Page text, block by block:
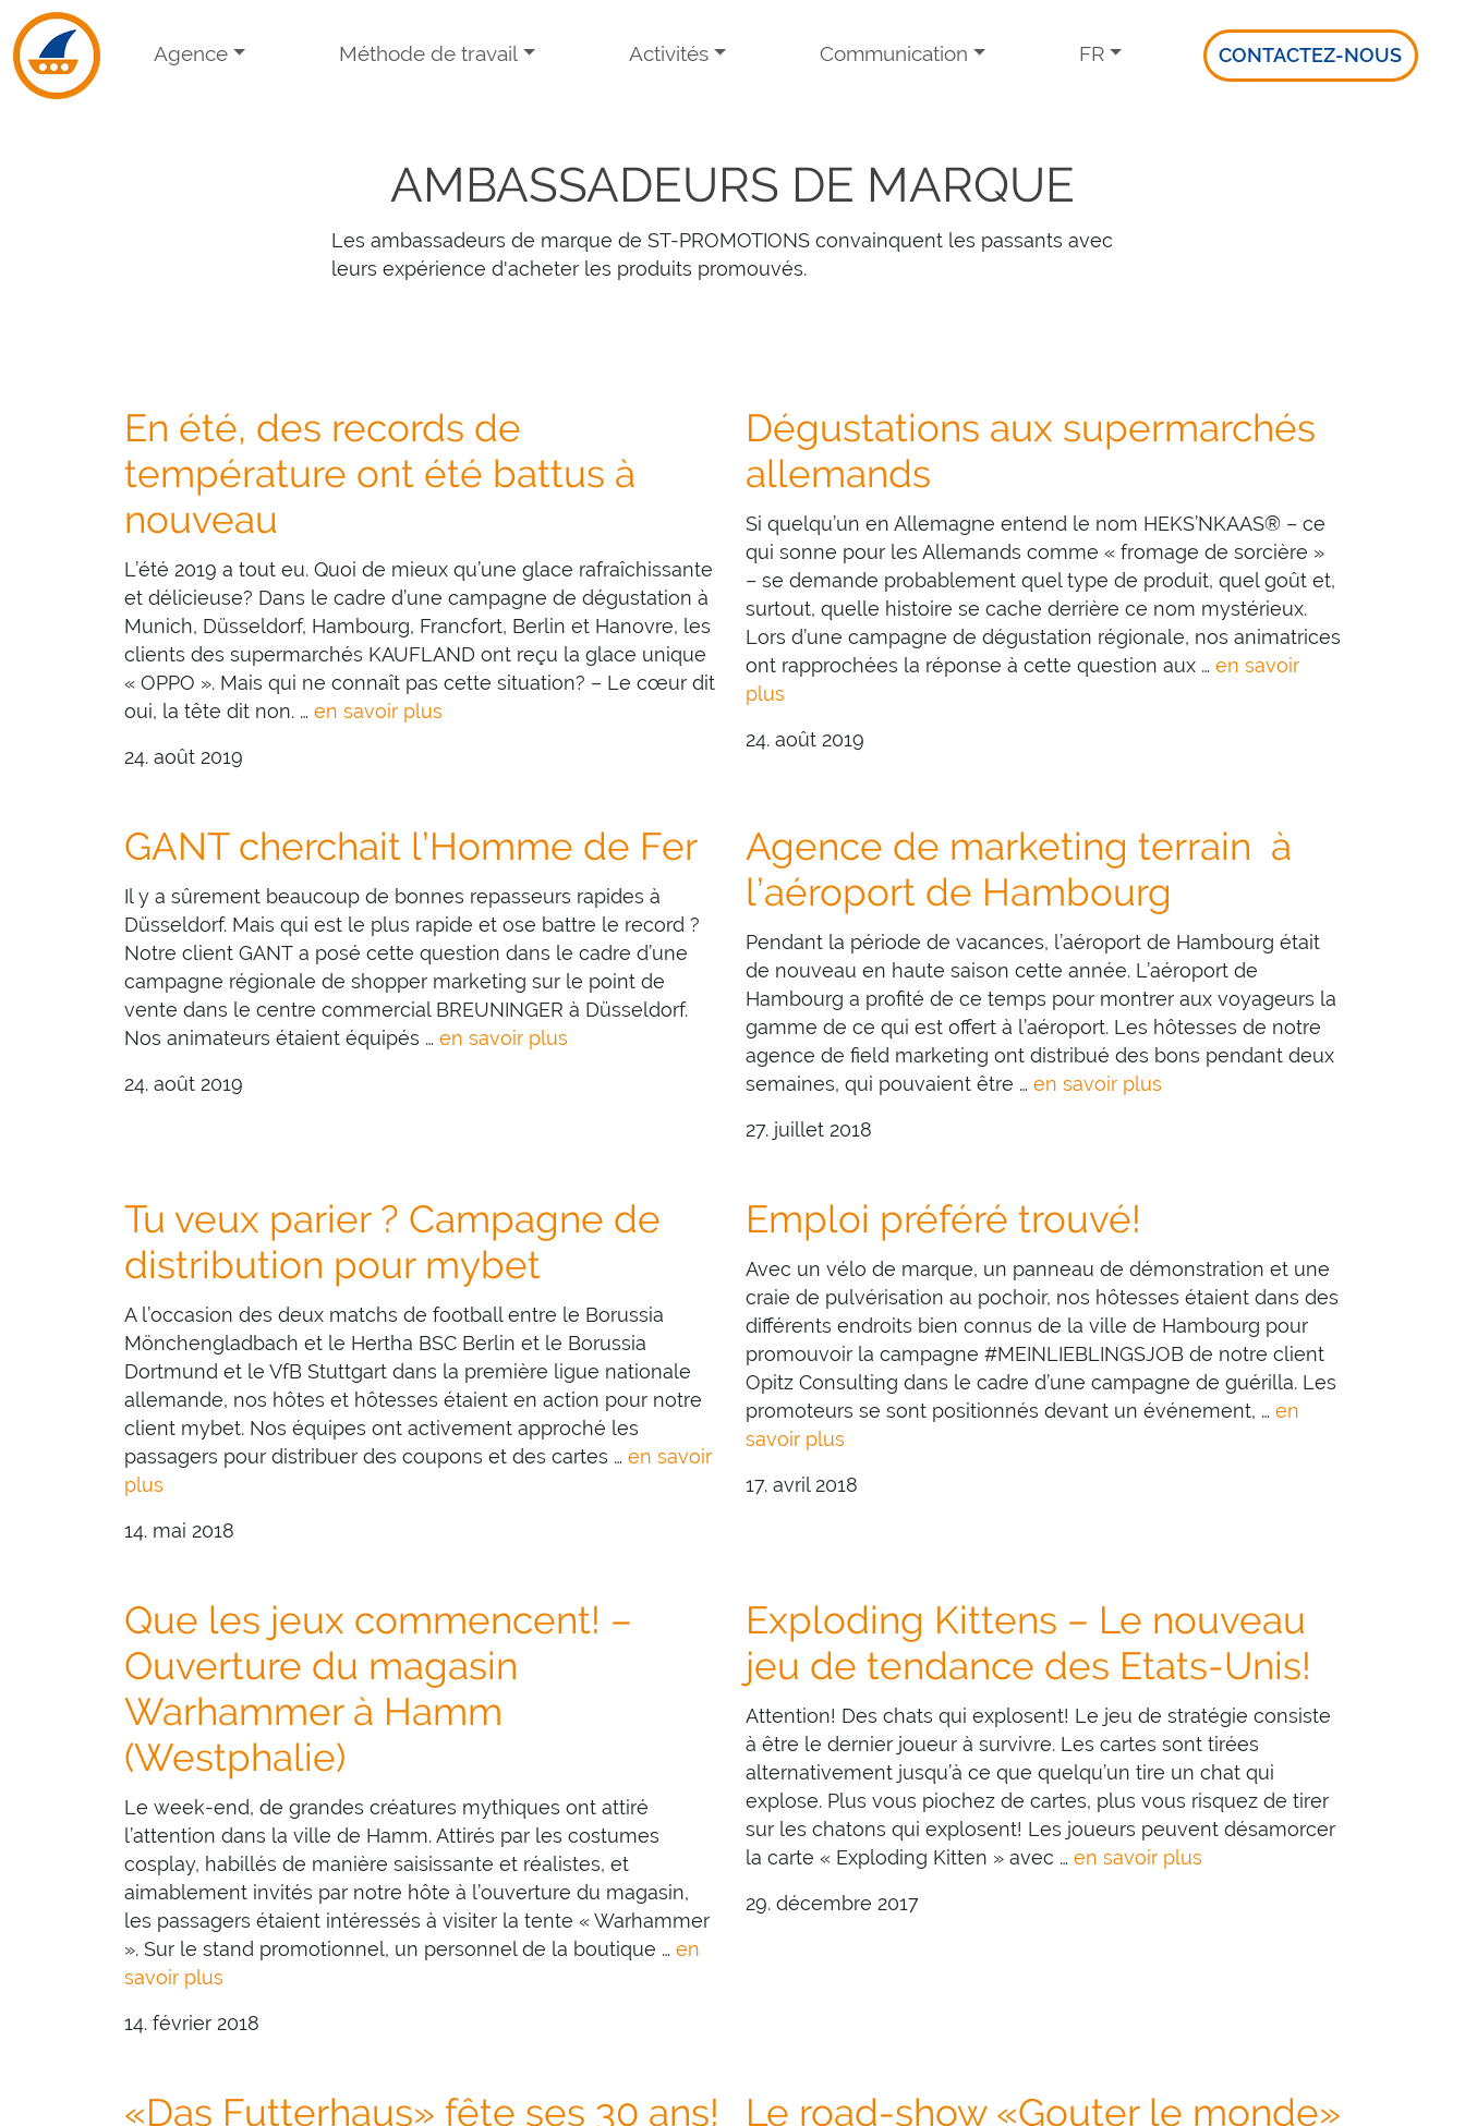
Skip to navigation
Skip to main content
Agence Méthode de travail Activités Communication FR CONTACTEZ-NOUS
AMBASSADEURS DE MARQUE
Les ambassadeurs de marque de ST-PROMOTIONS convainquent les passants avec
leurs expérience d'acheter les produits promouvés.
En été, des records de
température ont été battus à
nouveau
L’été 2019 a tout eu. Quoi de mieux qu’une glace rafraîchissante
et délicieuse? Dans le cadre d’une campagne de dégustation à
Munich, Düsseldorf, Hambourg, Francfort, Berlin et Hanovre, les
clients des supermarchés KAUFLAND ont reçu la glace unique
« OPPO ». Mais qui ne connaît pas cette situation? – Le cœur dit
oui, la tête dit non. … en savoir plus
24. août 2019
Dégustations aux supermarchés
allemands
Si quelqu’un en Allemagne entend le nom HEKS’NKAAS® – ce
qui sonne pour les Allemands comme « fromage de sorcière »
– se demande probablement quel type de produit, quel goût et,
surtout, quelle histoire se cache derrière ce nom mystérieux.
Lors d’une campagne de dégustation régionale, nos animatrices
ont rapprochées la réponse à cette question aux … en savoir
plus
24. août 2019
GANT cherchait l’Homme de Fer
Il y a sûrement beaucoup de bonnes repasseurs rapides à
Düsseldorf. Mais qui est le plus rapide et ose battre le record ?
Notre client GANT a posé cette question dans le cadre d’une
campagne régionale de shopper marketing sur le point de
vente dans le centre commercial BREUNINGER à Düsseldorf.
Nos animateurs étaient équipés … en savoir plus
24. août 2019
Agence de marketing terrain à
l’aéroport de Hambourg
Pendant la période de vacances, l’aéroport de Hambourg était
de nouveau en haute saison cette année. L’aéroport de
Hambourg a profité de ce temps pour montrer aux voyageurs la
gamme de ce qui est offert à l’aéroport. Les hôtesses de notre
agence de field marketing ont distribué des bons pendant deux
semaines, qui pouvaient être … en savoir plus
27. juillet 2018
Tu veux parier ? Campagne de
distribution pour mybet
A l’occasion des deux matchs de football entre le Borussia
Mönchengladbach et le Hertha BSC Berlin et le Borussia
Dortmund et le VfB Stuttgart dans la première ligue nationale
allemande, nos hôtes et hôtesses étaient en action pour notre
client mybet. Nos équipes ont activement approché les
passagers pour distribuer des coupons et des cartes … en savoir
plus
14. mai 2018
Emploi préféré trouvé!
Avec un vélo de marque, un panneau de démonstration et une
craie de pulvérisation au pochoir, nos hôtesses étaient dans des
différents endroits bien connus de la ville de Hambourg pour
promouvoir la campagne #MEINLIEBLINGSJOB de notre client
Opitz Consulting dans le cadre d’une campagne de guérilla. Les
promoteurs se sont positionnés devant un événement, … en
savoir plus
17. avril 2018
Que les jeux commencent! –
Ouverture du magasin
Warhammer à Hamm
(Westphalie)
Le week-end, de grandes créatures mythiques ont attiré
l’attention dans la ville de Hamm. Attirés par les costumes
cosplay, habillés de manière saisissante et réalistes, et
aimablement invités par notre hôte à l’ouverture du magasin,
les passagers étaient intéressés à visiter la tente « Warhammer
». Sur le stand promotionnel, un personnel de la boutique … en
savoir plus
14. février 2018
Exploding Kittens – Le nouveau
jeu de tendance des Etats-Unis!
Attention! Des chats qui explosent! Le jeu de stratégie consiste
à être le dernier joueur à survivre. Les cartes sont tirées
alternativement jusqu’à ce que quelqu’un tire un chat qui
explose. Plus vous piochez de cartes, plus vous risquez de tirer
sur les chatons qui explosent! Les joueurs peuvent désamorcer
la carte « Exploding Kitten » avec … en savoir plus
29. décembre 2017
«Das Futterhaus» fête ses 30 ans!
Le road-show «Gouter le monde»